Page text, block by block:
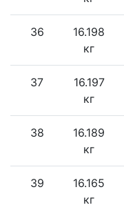
36
16.198
кг
37
16.197
кг
38
16.189
кг
39
16.165
кг